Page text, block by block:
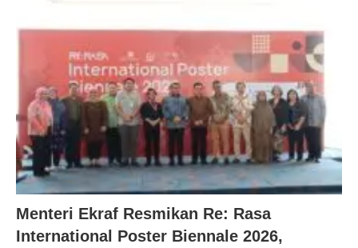
Menteri Ekraf Resmikan Re: Rasa
International Poster Biennale 2026,